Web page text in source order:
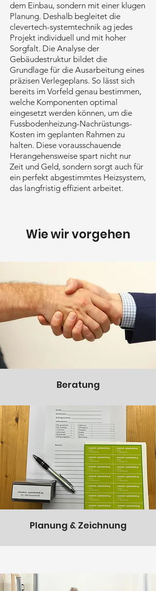
dem Einbau, sondern mit einer klugen
Planung. Deshalb begleitet die
clevertech-systemtechnik ag jedes
Projekt individuell und mit hoher
Sorgfalt. Die Analyse der
Gebäudestruktur bildet die
Grundlage für die Ausarbeitung eines
präzisen Verlegeplans. So lässt sich
bereits im Vorfeld genau bestimmen,
welche Komponenten optimal
eingesetzt werden können, um die
Fussbodenheizung-Nachrüstungs-
Kosten im geplanten Rahmen zu
halten. Diese vorausschauende
Herangehensweise spart nicht nur
Zeit und Geld, sondern sorgt auch für
ein perfekt abgestimmtes Heizsystem,
das langfristig effizient arbeitet.
Wie wir vorgehen
Beratung
Planung & Zeichnung